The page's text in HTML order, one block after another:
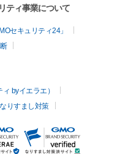
ティ事業について
セキュリティ24」
byイエラエ）
なりすまし対策